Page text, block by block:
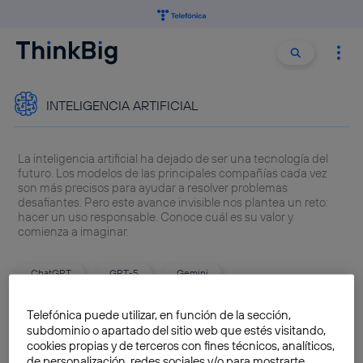
Buscar
INTELIGENCIA ARTIFICIAL
La inteligencia artificial ha dejado de ser una tecnología del
futuro. Los modelos de las principales compañías cada vez
son más precisos para ayudar a resolver problemas
desafiantes. Pero este avance invisible nos plantea un reto:
hacer un uso responsable. Conoce cuál es su valor y
comienza a imaginar.
ChatGPT GPT-5 Gemini
La tecnología de IA al servicio
Telefónica puede utilizar, en función de la sección,
subdominio o apartado del sitio web que estés visitando,
cookies propias y de terceros con fines técnicos, analíticos,